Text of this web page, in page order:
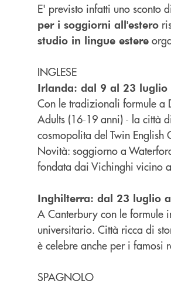
E' previsto infatti uno sconto
per i soggiorni all'estero
studio in lingue estere
INGLESE
Irlanda: dal 9 al 23 luglio
Con le tradizionali formule a
Adults (16-19 anni) - la città
cosmopolita del Twin English
Novità: soggiorno a
fondata dai Vichinghi vicino
Inghilterra: dal 23 luglio
A Canterbury con le formule
universitario. Città ricca di
è celebre anche per i famosi
SPAGNOLO